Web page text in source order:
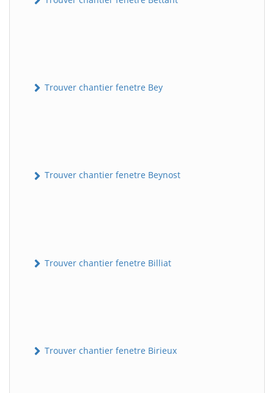
Trouver chantier fenetre Bey
Trouver chantier fenetre Beynost
Trouver chantier fenetre Billiat
Trouver chantier fenetre Birieux